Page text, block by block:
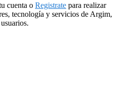
cuenta o Registrate para realizar
tecnología y servicios de Argim,